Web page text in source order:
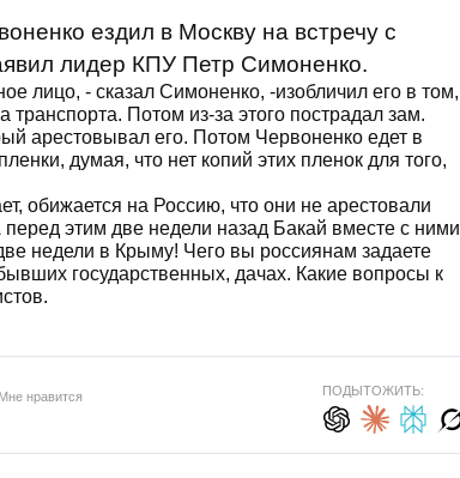
ездил в Москву на встречу с
лидер КПУ Петр Симоненко.
лицо, - сказал Симоненко, -изобличил его в том,
транспорта. Потом из-за этого пострадал зам.
арестовывал его. Потом Червоненко едет в
думая, что нет копий этих пленок для того,
обижается на Россию, что они не арестовали
этим две недели назад Бакай вместе с ними
недели в Крыму! Чего вы россиянам задаете
государственных, дачах. Какие вопросы к
Мне нравится ПОДЫТОЖИТЬ: